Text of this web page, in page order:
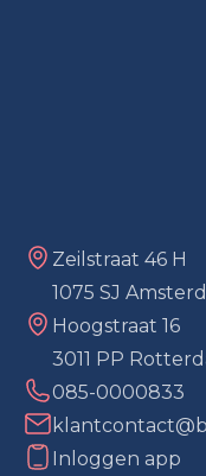
Zeilstraat 46 H
1075 SJ
Hoogstraat 16
3011 PP
085-0000833
Inloggen app